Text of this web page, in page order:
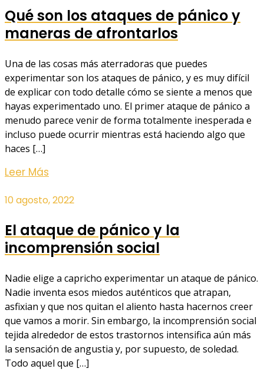
Qué son los ataques de pánico y
maneras de afrontarlos
Una de las cosas más aterradoras que puedes
experimentar son los ataques de pánico, y es muy difícil
de explicar con todo detalle cómo se siente a menos que
hayas experimentado uno. El primer ataque de pánico a
menudo parece venir de forma totalmente inesperada e
incluso puede ocurrir mientras está haciendo algo que
haces […]
Leer Más
10 agosto, 2022
El ataque de pánico y la
incomprensión social
Nadie elige a capricho experimentar un ataque de pánico.
Nadie inventa esos miedos auténticos que atrapan,
asfixian y que nos quitan el aliento hasta hacernos creer
que vamos a morir. Sin embargo, la incomprensión social
tejida alrededor de estos trastornos intensifica aún más
la sensación de angustia y, por supuesto, de soledad.
Todo aquel que […]